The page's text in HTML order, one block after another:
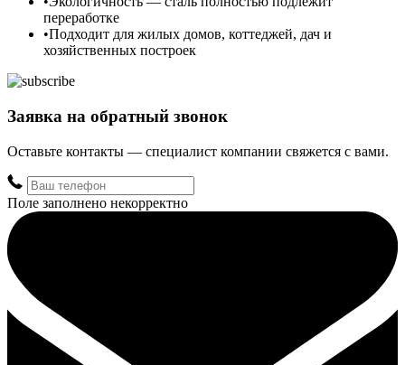
переработке
Подходит для жилых домов, коттеджей, дач и
хозяйственных построек
Заявка на обратный звонок
Оставьте контакты — специалист компании свяжется с вами.
Поле заполнено некорректно